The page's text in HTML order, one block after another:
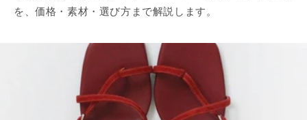
を、価格・素材・選び方まで解説します。